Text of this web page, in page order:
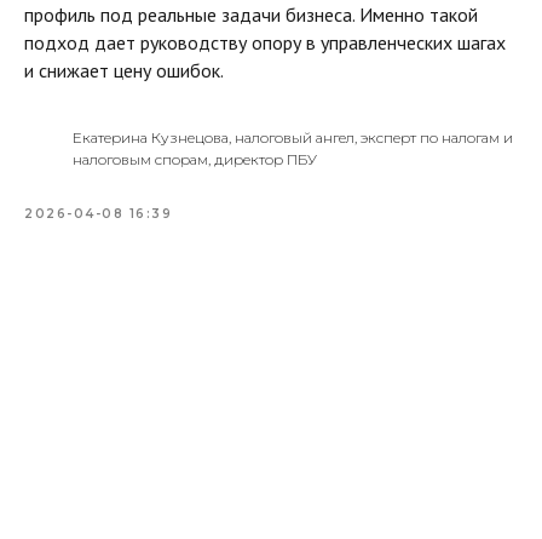
профиль под реальные задачи бизнеса. Именно такой
подход дает руководству опору в управленческих шагах
и снижает цену ошибок.
Екатерина Кузнецова, налоговый ангел, эксперт по налогам и
налоговым спорам, директор ПБУ
2026-04-08 16:39